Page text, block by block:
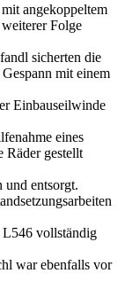
angekoppeltem
Folge
sicherten die
mit einem
Einbauseilwinde
eines
Räder gestellt
und entsorgt.
L546 vollständig
war ebenfalls vor